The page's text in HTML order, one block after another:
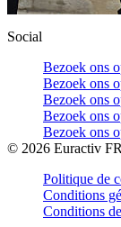
Social
Bezoek ons
Bezoek ons
Bezoek ons
Bezoek ons
Bezoek ons
© 2026 Euractiv FR
Politique de
Conditions
Conditions